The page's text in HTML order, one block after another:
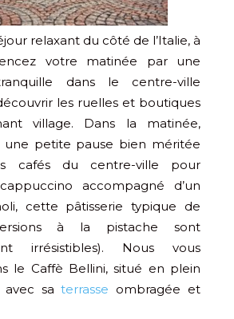
relaxant du côté de l’Italie, à
votre matinée par une
dans le centre-ville
les ruelles et boutiques
village. Dans la matinée,
une petite pause bien méritée
cafés du centre-ville pour
accompagné d’un
cette pâtisserie typique de
à la pistache sont
irrésistibles). Nous vous
le Caffè Bellini, situé en plein
avec saterrasse ombragée et